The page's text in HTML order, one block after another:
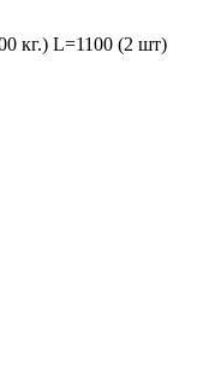
кг.) L=1100 (2 шт)